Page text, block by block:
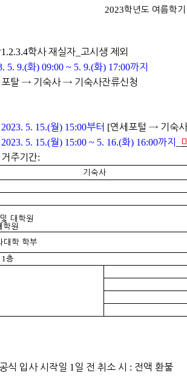
2023학년도 여름학
1.2.3.4학사 재실자
고시생 제외
5. 9.(화) 09:00 ~ 5. 9.(화) 17:00까지
탈 → 기숙사→ 기숙사잔류신청
2023. 5. 15.(월) 15:00부터 [연세포털 → 기숙
2023. 5. 15.(월) 15:00 ~ 5. 16.(화) 16:00까지
주기간:
기숙사
대학원
학원
대학 학부
1층
식 입사 시작일 1 일 전 취소 시 : 전액 환불